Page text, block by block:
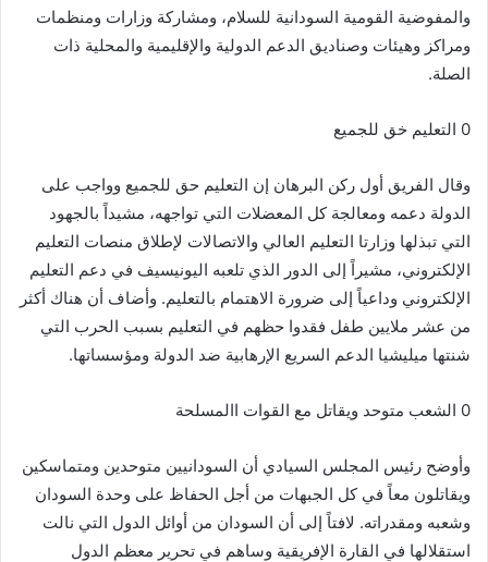
والمفوضية القومية السودانية للسلام، ومشاركة وزارات ومنظمات
ومراكز وهيئات وصناديق الدعم الدولية والإقليمية والمحلية ذات
الصلة.
0 التعليم خق للجميع
وقال الفريق أول ركن البرهان إن التعليم حق للجميع وواجب على
الدولة دعمه ومعالجة كل المعضلات التي تواجهه، مشيداً بالجهود
التي تبذلها وزارتا التعليم العالي والاتصالات لإطلاق منصات التعليم
الإلكتروني، مشيراً إلى الدور الذي تلعبه اليونيسيف في دعم التعليم
الإلكتروني وداعياً إلى ضرورة الاهتمام بالتعليم. وأضاف أن هناك أكثر
من عشر ملايين طفل فقدوا حظهم في التعليم بسبب الحرب التي
شنتها ميليشيا الدعم السريع الإرهابية ضد الدولة ومؤسساتها.
0 الشعب متوحد ويقاتل مع القوات االمسلحة
وأوضح رئيس المجلس السيادي أن السودانيين متوحدين ومتماسكين
ويقاتلون معاً في كل الجبهات من أجل الحفاظ على وحدة السودان
وشعبه ومقدراته. لافتاً إلى أن السودان من أوائل الدول التي نالت
استقلالها في القارة الإفريقية وساهم في تحرير معظم الدول